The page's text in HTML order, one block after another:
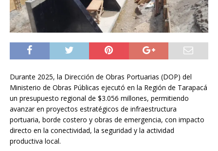
Durante 2025, la Dirección de Obras Portuarias (DOP) del
Ministerio de Obras Públicas ejecutó en la Región de Tarapacá
un presupuesto regional de $3.056 millones, permitiendo
avanzar en proyectos estratégicos de infraestructura
portuaria, borde costero y obras de emergencia, con impacto
directo en la conectividad, la seguridad y la actividad
productiva local.